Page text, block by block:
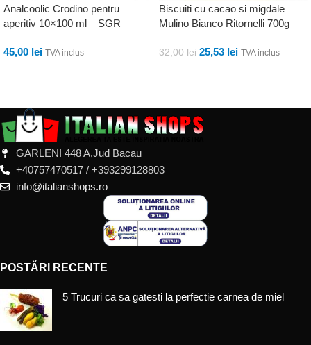
Analcoolic Crodino pentru
aperitiv 10×100 ml – SGR
45,00 lei TVA inclus
Biscuiti cu cacao si migdale
Mulino Bianco Ritornelli 700g
32,00lei 25,53 lei TVA inclus
GARLENI 448 A,Jud Bacau
+40757470517 / +393299128803
info@italianshops.ro
POSTĂRI RECENTE
5 Trucuri ca sa gatesti la perfectie carnea de miel